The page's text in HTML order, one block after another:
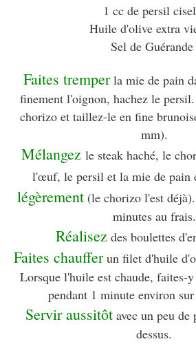
1 cc de persil
Huile d'olive extra
Sel de Guérande
Faites tremperla mie de pain
finement l'oignon, hachez le
chorizo et taillez-le en fine
mm).
Mélangez le steak haché, le
l'œuf, le persil et la mie de pain
légèrement(le chorizo l'est
minutes au frais.
Réalisezdes boulettes
Faites chaufferun filet d'huile
Lorsque l'huile est chaude, faites-
pendant 1 minute environ
Servir aussitôtavec un peu de
dessus.